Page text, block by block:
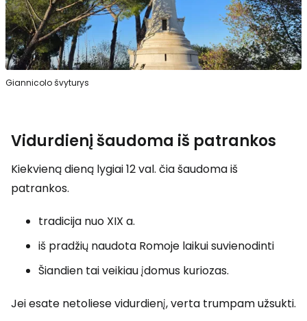
Giannicolo švyturys
Vidurdienį šaudoma iš patrankos
Kiekvieną dieną lygiai 12 val. čia šaudoma iš
patrankos.
tradicija nuo XIX a.
iš pradžių naudota Romoje laikui suvienodinti
Šiandien tai veikiau įdomus kuriozas.
Jei esate netoliese vidurdienį, verta trumpam užsukti.